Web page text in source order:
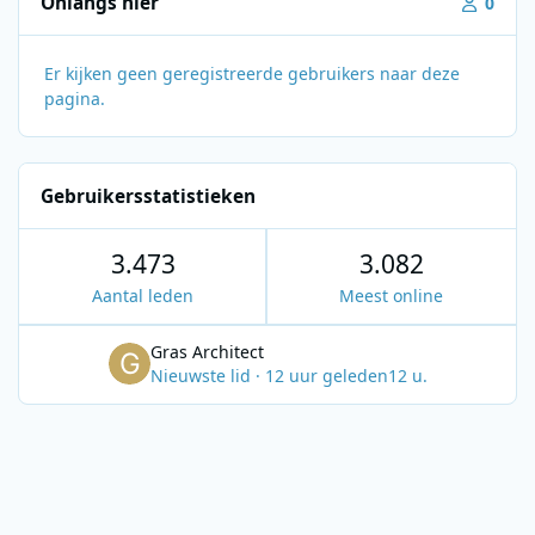
Er kijken geen geregistreerde gebruikers naar deze
pagina.
Gebruikersstatistieken
3.473
Aantal leden
3.082
Meest online
Gras Architect
Nieuwste lid · 12 uur geleden12 u.